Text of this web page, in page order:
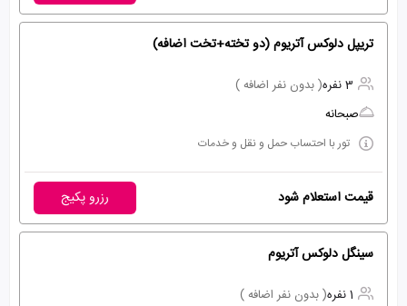
تریپل دلوکس آتریوم (دو تخته+تخت اضافه)
3 نفره
( بدون نفر اضافه )
صبحانه
تور با احتساب حمل و نقل و خدمات
قیمت استعلام شود رزرو پکیج
سینگل دلوکس آتریوم
1 نفره
( بدون نفر اضافه )